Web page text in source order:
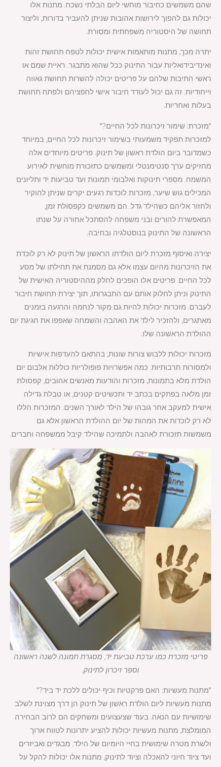
שהם משמשים כחיבור מוחשי ליום הבלתי נשכח. מתנות אלו
יכולות גם להפוך לירושות אהובות שניתן להעביר בדורות, וליצור
תחושה של היסטוריה משפחתית ומסורת.
יתרה מכך, מתנות מותאמות אישית יכולות לטפח תחושת זהות
ואינדיבידואליות עבור התינוק ככל שהוא מתבגר. ראיית שמם או
ראשי התיבות שלהם על פריטים יכולה להשרות תחושת גאווה
וייחודיות. זה גם יכול לעודד חיבור אישי לחפציהם ולפתח תחושת
בעלות ואחריות.
"מזכרת: שימור זיכרונות לכל החיים?"
למזכרות תפקיד משמעותי בשימור זיכרונות לכל החיים, במיוחד
כשמדובר ביום הולדת ראשון של תינוק. פריטים מיוחדים אלה
מחזיקים ערך סנטימנטלי ומשמשים כתזכורת מוחשית לאירוע
המשמח. מספרי תינוקות ואלבומי תמונות ועד טביעות יד ותליונים
המכילים גוש שיער, מזכרות לוכדות רגעים יקרים שניתן להוקיר
ולחזור אליהם כשהילד גדל. הם משמשים כקפסולת זמן,
המאפשרת להורים ובני משפחה להסתכל אחורה על שנתו
הראשונה של התינוק בנוסטלגיה ובחיבה.
יצירה ואיסוף מזכרת ליום הולדתו הראשון של תינוק לא רק לוכדת
את הזיכרונות מהיום עצמו אלא גם מסמנת את תחילתו של מסע
לכל החיים. פריטים אלו הופכים לחלק מההיסטוריה האישית של
התינוק וניתן לחלוק אותם עם התבגרותו, תוך יצירת תחושת חיבור
לעברם. מזכרות יכולות להיות גם מקור לנחמה והרגעה בזמנים
מאתגרים, ולהזכיר לילד את האהבה והשמחה שאפפו את חגיגת יום
ההולדת הראשונה שלו.
מזכרות יכולות ללבוש צורות שונות, בהתאם להעדפות אישיות
ולמסורות תרבותיות. כמה אפשרויות פופולריות כוללות אלבום יום
הולדת מלא בתמונות, מזכרות והודעות מאנשים אהובים, קפסולת
זמן מלאה בפתקים בכתב יד ותכשיטים קטנים, או טבלת גדילה
אישית למעקב אחר גובהו של הילד לאורך השנים. המזכרות הללו
לא רק לוכדות את המהות של יום ההולדת הראשון אלא גם
משמשות תזכורת לאהבה ולתמיכה שהילד קיבל ממשפחה וחברים.
פריטי מזכרת כמו ערכת טביעת יד, מסגרת תמונה לשנה ראשונה
וספר זיכרון לתינוק.
"מתנות מעשיות: האם פרקטיות וכיף יכולים ללכת יד ביד?"
מתנות מעשיות ליום הולדת ראשון של תינוק הן דרך מצוינת לשלב
שימושיות עם הנאה. בעוד שצעצועים ומשחקים הם לרוב הבחירה
המומלצת, מתנות מעשיות יכולות להציע יתרונות לטווח ארוך
ולשרת מטרה שימושית בחיי היומיום של הילד. מבגדים ואביזרים
ועד ציוד חיוני להאכלה וציוד לתינוק, מתנות אלו יכולות להקל על